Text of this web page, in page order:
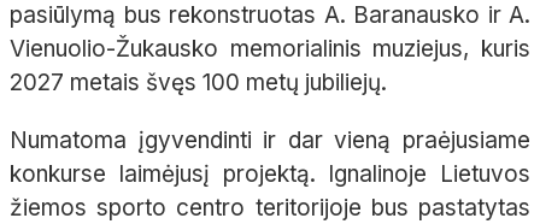
pasiūlymą bus rekonstruotas A. Baranausko ir A.
Vienuolio-Žukausko memorialinis muziejus, kuris
2027 metais švęs 100 metų jubiliejų.
Numatoma įgyvendinti ir dar vieną praėjusiame
konkurse laimėjusį projektą. Ignalinoje Lietuvos
žiemos sporto centro teritorijoje bus pastatytas